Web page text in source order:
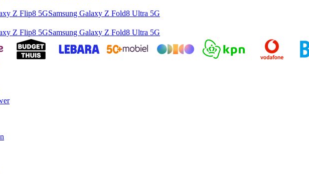
Z Flip8 5GSamsung Galaxy Z Fold8 Ultra 5G
Z Flip8 5GSamsung Galaxy Z Fold8 Ultra 5G